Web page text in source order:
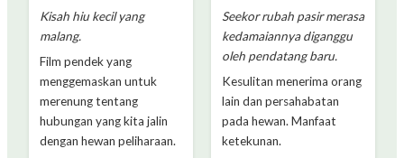
Kisah hiu kecil yang
malang.
Film pendek yang
menggemaskan untuk
merenung tentang
hubungan yang kita jalin
dengan hewan peliharaan.
Seekor rubah pasir merasa
kedamaiannya diganggu
oleh pendatang baru.
Kesulitan menerima orang
lain dan persahabatan
pada hewan. Manfaat
ketekunan.